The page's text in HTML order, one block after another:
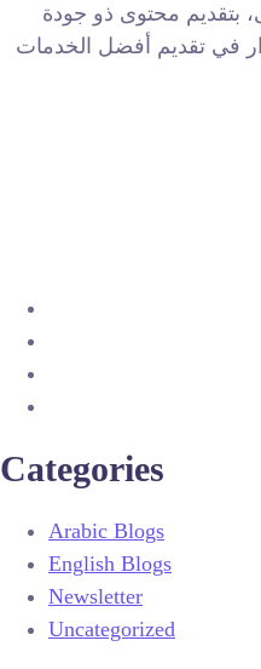
بتقديم محتوى ذو جودة
في تقديم أفضل الخدمات
Categories
Arabic Blogs
English Blogs
Newsletter
Uncategorized